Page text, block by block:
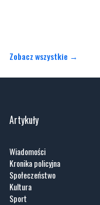
Zobacz wszystkie →
Artykuły
Wiadomości
Kronika policyjna
Społeczeństwo
Kultura
Sport